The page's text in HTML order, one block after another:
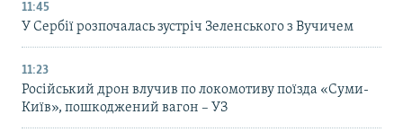
11:45
У Сербії розпочалась зустріч Зеленського з Вучичем
11:23
Російський дрон влучив по локомотиву поїзда «Суми-
Київ», пошкоджений вагон – УЗ